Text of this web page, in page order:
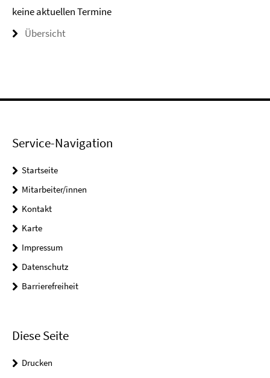
keine aktuellen Termine
Übersicht
Service-Navigation
Startseite
Mitarbeiter/innen
Kontakt
Karte
Impressum
Datenschutz
Barrierefreiheit
Diese Seite
Drucken